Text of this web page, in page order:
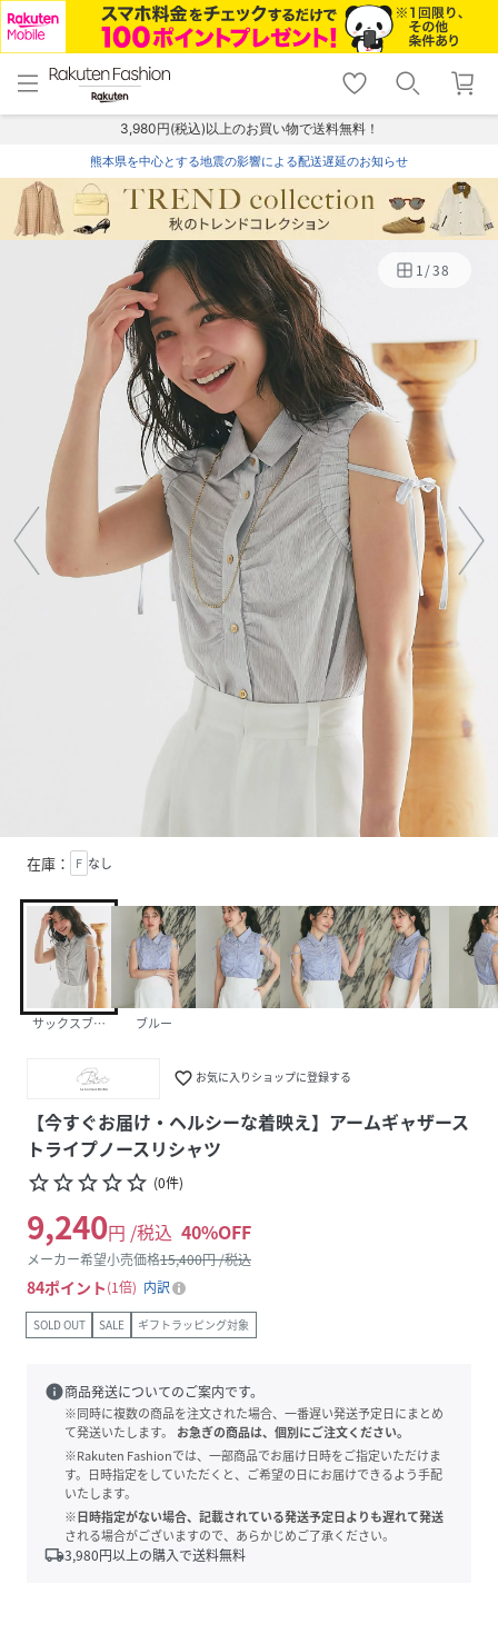
menu home
トップ
shopping_cart lock_outline
ログイン
3,980円(税込)以上のお買い物で送料無料！
熊本県を中心とする地震の影響による配送遅延のお知らせ
1/38
在庫： F なし
サックスブルー ブルー
favorite_border お気に入りショップに登録する
【今すぐお届け・ヘルシーな着映え】アームギャザース
トライプノースリシャツ
star_borderstar_borderstar_borderstar_borderstar_border (0件)
9,240円 /税込 40%OFF
メーカー希望小売価格15,400円 /税込
84ポイント 1倍 内訳
SOLD OUT SALE ギフトラッピング対象
info商品発送についてのご案内です。
※同時に複数の商品を注文された場合、一番遅い発送予定日にまとめ
て発送いたします。
お急ぎの商品は、個別にご注文ください。
※Rakuten Fashionでは、一部商品でお届け日時をご指定いただけま
す。日時指定をしていただくと、ご希望の日にお届けできるよう手配
いたします。
※日時指定がない場合、記載されている発送予定日よりも遅れて発送
される場合がございますので、あらかじめご了承ください。
local_shipping3,980円以上の購入で送料無料